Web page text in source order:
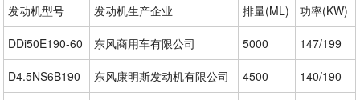
发动机型号 发动机生产企业 排量(ML) 功率(KW)
DDi50E190-60 东风商用车有限公司 5000 147/199
D4.5NS6B190 东风康明斯发动机有限公司 4500 140/190